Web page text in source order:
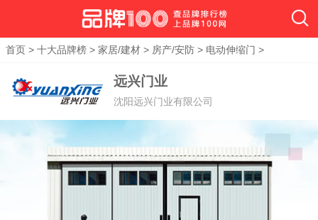
首页 > 十大品牌榜 > 家居/建材 > 房产/安防 > 电动伸缩门 >
远兴门业
沈阳远兴门业有限公司